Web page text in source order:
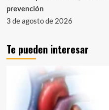
prevención
3 de agosto de 2026
Te pueden interesar